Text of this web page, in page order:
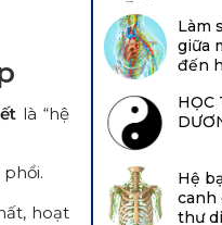
là “hệ
hoạt
Làm
giữa
đến
tĩnh
HỌC
Hệ
canh
thư